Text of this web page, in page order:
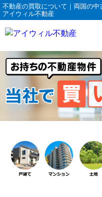
不動産の買取について｜両国の
アイウィル不動産